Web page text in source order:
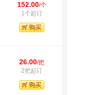
152.00/个
1个起订
26.00/把
2把起订